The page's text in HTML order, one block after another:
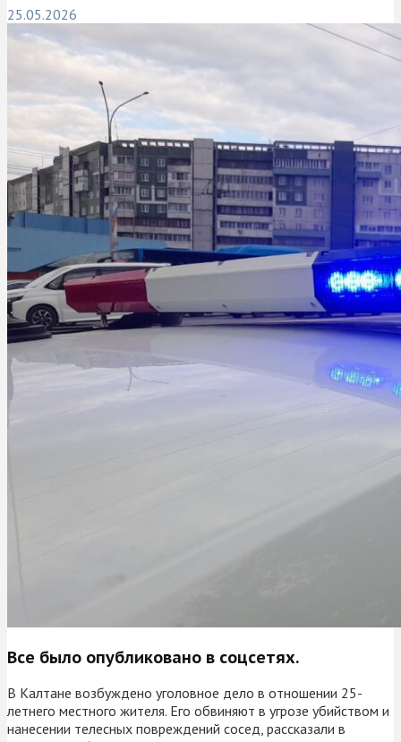
25.05.2026
Все было опубликовано в соцсетях.
В Калтане возбуждено уголовное дело в отношении 25-
летнего местного жителя. Его обвиняют в угрозе убийством и
нанесении телесных повреждений сосед, рассказали в